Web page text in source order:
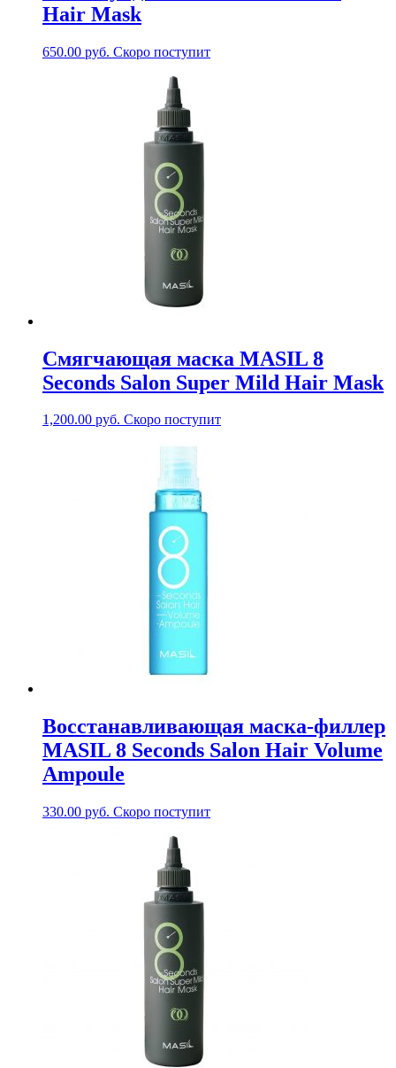
Hair Mask
650.00 руб. Скоро поступит
Смягчающая маска MASIL 8
Seconds Salon Super Mild Hair Mask
1,200.00 руб. Скоро поступит
Восстанавливающая маска-филлер
MASIL 8 Seconds Salon Hair Volume
Ampoule
330.00 руб. Скоро поступит